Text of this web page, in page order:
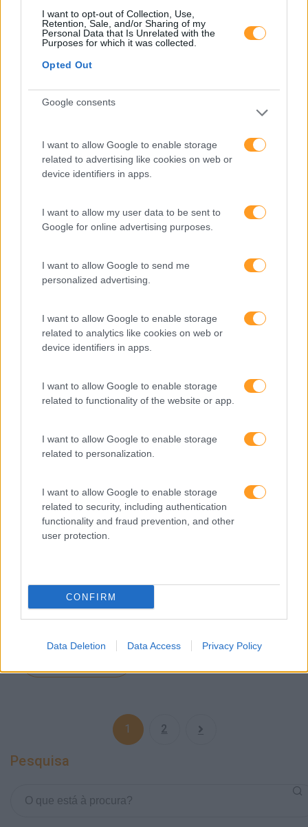
I want to opt-out of Collection, Use,
Retention, Sale, and/or Sharing of my
Personal Data that Is Unrelated with the
Purposes for which it was collected.
Opted Out
Google consents
I want to allow Google to enable storage
related to advertising like cookies on web or
device identifiers in apps.
I want to allow my user data to be sent to
Google for online advertising purposes.
I want to allow Google to send me
personalized advertising.
I want to allow Google to enable storage
related to analytics like cookies on web or
device identifiers in apps.
I want to allow Google to enable storage
related to functionality of the website or app.
I want to allow Google to enable storage
related to personalization.
I want to allow Google to enable storage
related to security, including authentication
functionality and fraud prevention, and other
user protection.
CONFIRM
Data Deletion Data Access Privacy Policy
MICRO-LEARNING: A APRENDIZAGEM EM GRÃO
E se olhássemos para o processo de aprendizagem
areia fina e branca onde nos sentimos confortáveis; de
grossa que nos impulsionam a…
LEIA MAIS
“AS ORGANIZAÇÕES SÃO ACIMA DE TUDO ESPAÇOS
AS PESSOAS FAZEM ACONTECER”
Congressos do Estoril. Falamos da 16ª edição da
maior congresso de Recursos Humanos do país que este
1 2
Pesquisa